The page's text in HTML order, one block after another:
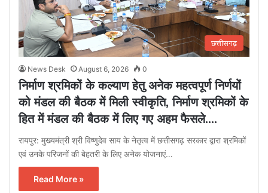
छत्तीसगढ़
News Desk August 6, 2026 0
निर्माण श्रमिकों के कल्याण हेतु अनेक महत्वपूर्ण निर्णयों
को मंडल की बैठक में मिली स्वीकृति, निर्माण श्रमिकों के
हित में मंडल की बैठक में लिए गए अहम फैसले….
रायपुर: मुख्यमंत्री श्री विष्णुदेव साय के नेतृत्व में छत्तीसगढ़ सरकार द्वारा श्रमिकों
एवं उनके परिजनों की बेहतरी के लिए अनेक योजनाएं…
Read More »